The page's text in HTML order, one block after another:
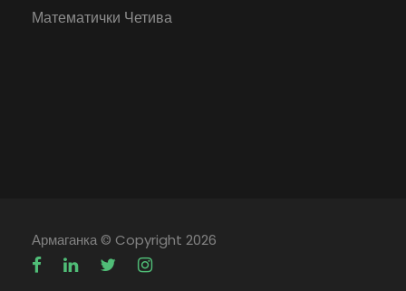
Математички Четива
Армаганка© Copyright 2026